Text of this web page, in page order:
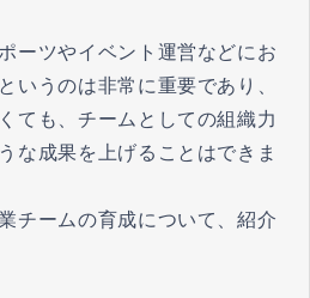
ーツやイベント運営などにお
いうのは非常に重要であり、
ても、チームとしての組織力
な成果を上げることはできま
チームの育成について、紹介